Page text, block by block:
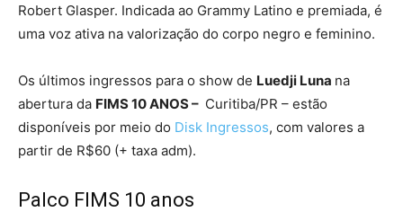
Robert Glasper. Indicada ao Grammy Latino e premiada, é
uma voz ativa na valorização do corpo negro e feminino.
Os últimos ingressos para o show de Luedji Luna na
abertura da FIMS 10 ANOS – Curitiba/PR – estão
disponíveis por meio do Disk Ingressos, com valores a
partir de R$60 (+ taxa adm).
Palco FIMS 10 anos